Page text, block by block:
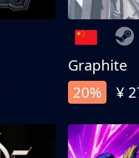
Graphite
20%
¥